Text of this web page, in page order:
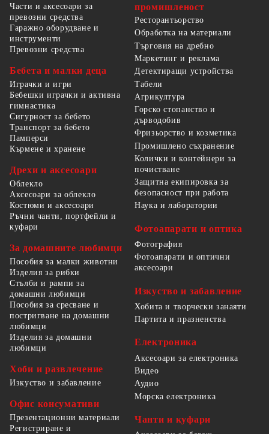
Части и аксесоари за
превозни средства
Гаражно оборудване и
инструменти
Превозни средства
Бебета и малки деца
Играчки и игри
Бебешки играчки и активна
гимнастика
Сигурност за бебето
Транспорт за бебето
Памперси
Кърмене и хранене
Дрехи и аксесоари
Облекло
Аксесоари за облекло
Костюми и аксесоари
Ръчни чанти, портфейли и
куфари
За домашните любимци
Пособия за малки животни
Изделия за рибки
Стълби и рампи за
домашни любимци
Пособия за сресване и
постригване на домашни
любимци
Изделия за домашни
любимци
Хоби и развлечение
Изкуство и забавление
Офис консумативи
Презентационни материали
Регистриране и
промишленост
Ресторантьорство
Обработка на материали
Търговия на дребно
Маркетинг и реклама
Детектиращи устройства
Табели
Агрикултура
Горско стопанство и
дърводобив
Фризьорство и козметика
Промишлено съхранение
Колички и контейнери за
почистване
Защитна екипировка за
безопасност при работа
Наука и лаборатории
Фотоапарати и оптика
Фотография
Фотоапарати и оптични
аксесоари
Изкуство и забавление
Хобита и творчески занаяти
Партита и празненства
Електроника
Аксесоари за електроника
Видео
Аудио
Морска електроника
Чанти и куфари